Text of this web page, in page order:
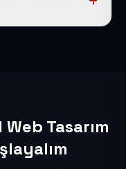
Tasarım